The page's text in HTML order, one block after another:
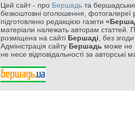
Цей сайт - про Бершадь та
безкоштовні оголошення, фотогалереї
підготовлено редакцією газети
матеріали належать авторам статтей.
розміщена на сайті Бершаді , без
Адміністрація сайту Бершадь може не
не несе відповідальності за авторські